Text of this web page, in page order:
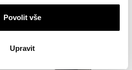
Povolit vše
Upravit